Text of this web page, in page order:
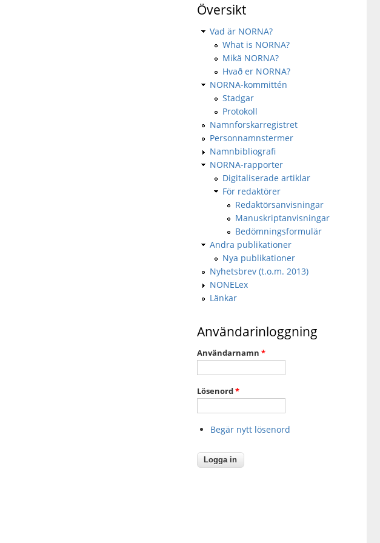
Översikt
Vad är NORNA?
What is NORNA?
Mikä NORNA?
Hvað er NORNA?
NORNA-kommittén
Stadgar
Protokoll
Namnforskarregistret
Personnamnstermer
Namnbibliografi
NORNA-rapporter
Digitaliserade artiklar
För redaktörer
Redaktörsanvisningar
Manuskriptanvisningar
Bedömningsformulär
Andra publikationer
Nya publikationer
Nyhetsbrev (t.o.m. 2013)
NONELex
Länkar
Användarinloggning
Användarnamn *
Lösenord*
Begär nytt lösenord